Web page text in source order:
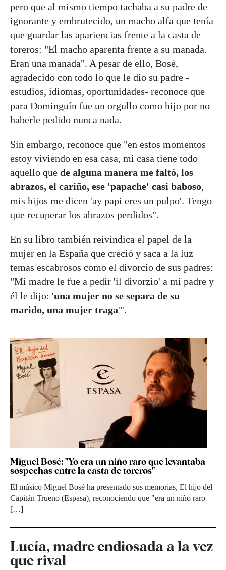
pero que al mismo tiempo tachaba a su padre de
ignorante y embrutecido, un macho alfa que tenía
que guardar las apariencias frente a la casta de
toreros: "El macho aparenta frente a su manada.
Eran una manada". A pesar de ello, Bosé,
agradecido con todo lo que le dio su padre -
estudios, idiomas, oportunidades- reconoce que
para Dominguín fue un orgullo como hijo por no
haberle pedido nunca nada.
Sin embargo, reconoce que "en estos momentos
estoy viviendo en esa casa, mi casa tiene todo
aquello que de alguna manera me faltó, los
abrazos, el cariño, ese 'papache' casi baboso,
mis hijos me dicen 'ay papi eres un pulpo'. Tengo
que recuperar los abrazos perdidos".
En su libro también reivindica el papel de la
mujer en la España que creció y saca a la luz
temas escabrosos como el divorcio de sus padres:
"Mi madre le fue a pedir 'il divorzio' a mi padre y
él le dijo: 'una mujer no se separa de su
marido, una mujer traga'".
Miguel Bosé: "Yo era un niño raro que levantaba
sospechas entre la casta de toreros"
El músico Miguel Bosé ha presentado sus memorias, El hijo del
Capitán Trueno (Espasa), reconociendo que "era un niño raro
[…]
Lucía, madre endiosada a la vez
que rival